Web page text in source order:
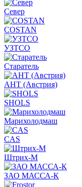
Север
COSTAN
УЗТСО
Старатель
АНТ (Австрия)
SHOLS
Марихолодмаш
CAS
Штрих-М
ЗАО МАССА-К